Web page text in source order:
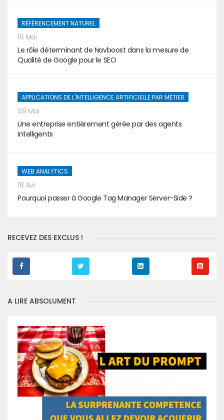
RÉFÉRENCEMENT NATUREL
16 Mai
Le rôle déterminant de Navboost dans la mesure de
Qualité de Google pour le SEO
APPLICATIONS DE L'INTELLIGENCE ARTIFICIELLE PAR MÉTIER
09 Mai
Une entreprise entièrement gérée par des agents
intelligents
WEB ANALYTICS
18 Avr
Pourquoi passer à Google Tag Manager Server-Side ?
RECEVEZ DES EXCLUS !
A LIRE ABSOLUMENT